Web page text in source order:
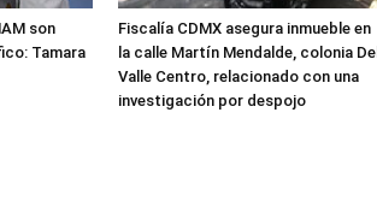
son
Tamara
Fiscalía CDMX asegura inmueble en
la calle Martín Mendalde, colonia Del
Valle Centro, relacionado con una
investigación por despojo